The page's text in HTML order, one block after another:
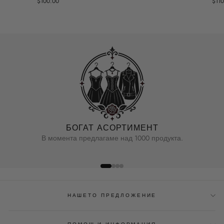
БОГАТ АСОРТИМЕНТ
В момента предлагаме над 1000 продукта.
НАШЕТО ПРЕДЛОЖЕНИЕ